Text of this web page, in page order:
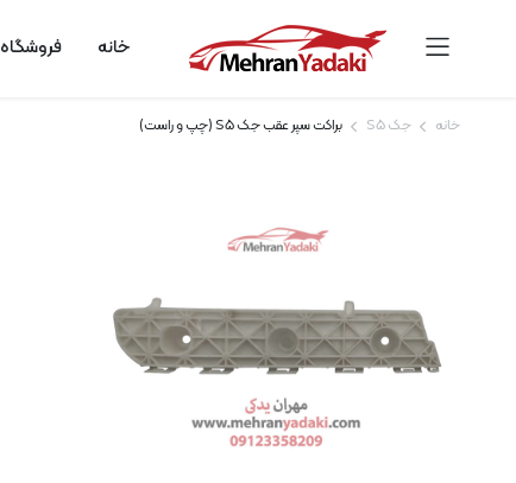
خانه فروشگاه
خانه جک S5 براکت سپر عقب جک S5 (چپ و راست)